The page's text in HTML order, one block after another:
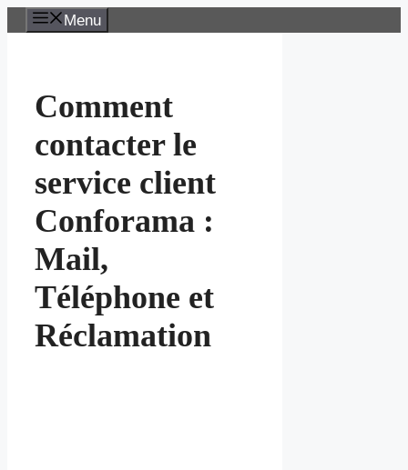
Aller
au
Menu
Comment
contacter le
service client
Conforama :
Mail,
Téléphone et
Réclamation